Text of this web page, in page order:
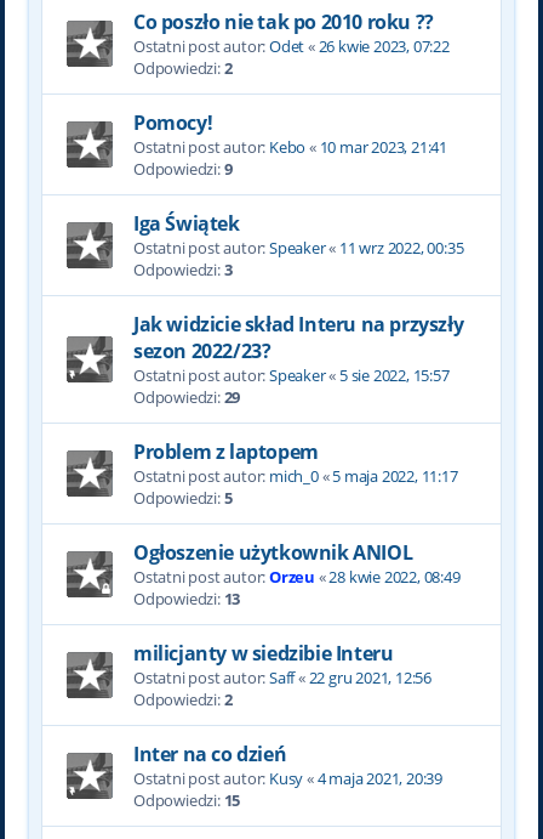
Co poszło nie tak po 2010 roku ??
Ostatni post autor:Odet«26 kwie 2023, 07:22
Odpowiedzi:2
Pomocy!
Ostatni post autor: Kebo « 10 mar 2023, 21:41
Odpowiedzi:9
Iga Świątek
Ostatni post autor:Speaker« 11 wrz 2022, 00:35
Odpowiedzi:3
Jak widzicie skład Interu na przyszły
sezon 2022/23?
Ostatni post autor:Speaker« 5 sie 2022, 15:57
Odpowiedzi:29
Problem z laptopem
Ostatni post autor: mich_0«5 maja 2022, 11:17
Odpowiedzi:5
Ogłoszenie użytkownik ANIOL
Ostatni post autor:Orzeu «28 kwie 2022, 08:49
Odpowiedzi: 13
milicjanty w siedzibie Interu
Ostatni post autor:Saff«22 gru 2021, 12:56
Odpowiedzi:2
Inter na co dzień
Ostatni post autor: Kusy«4 maja 2021, 20:39
Odpowiedzi: 15